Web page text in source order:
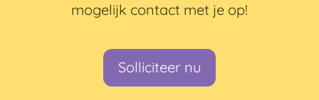
mogelijk contact met je op!
Solliciteer nu